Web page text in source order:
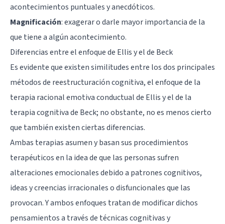
acontecimientos puntuales y anecdóticos.
Magnificación: exagerar o darle mayor importancia de la
que tiene a algún acontecimiento.
Diferencias entre el enfoque de Ellis y el de Beck
Es evidente que existen similitudes entre los dos principales
métodos de reestructuración cognitiva, el enfoque de la
terapia racional emotiva conductual de Ellis y el de la
terapia cognitiva de Beck; no obstante, no es menos cierto
que también existen ciertas diferencias.
Ambas terapias asumen y basan sus procedimientos
terapéuticos en la idea de que las personas sufren
alteraciones emocionales debido a patrones cognitivos,
ideas y creencias irracionales o disfuncionales que las
provocan. Y ambos enfoques tratan de modificar dichos
pensamientos a través de técnicas cognitivas y